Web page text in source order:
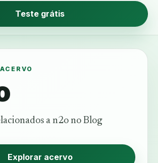
Teste grátis
a n2o no Blog
Explorar acervo